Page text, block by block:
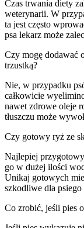
Czas trwania diety
weterynarii. W
ta jest często
psa lekarz może
Czy mogę dodawać
trzustką?
Nie, w przypadku
całkowicie
nawet zdrowe oleje
tłuszczu może
Czy gotowy ryż ze
Najlepiej
go w dużej ilości
Unikaj gotowych
szkodliwe dla psiego
Co zrobić, jeśli pies